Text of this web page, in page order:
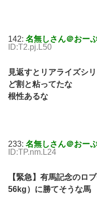
142: 名無しさん＠おー
ID:T2.pj.L50
見返すとリアライズシ
ど割と粘ってたな
根性あるな
233: 名無しさん＠おー
ID:TP.nm.L24
【緊急】有馬記念のロ
56kg）に勝てそうな馬